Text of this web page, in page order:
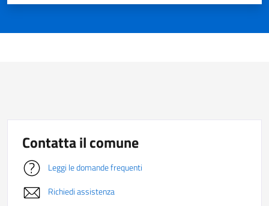
Contatta il comune
Leggi le domande frequenti
Richiedi assistenza